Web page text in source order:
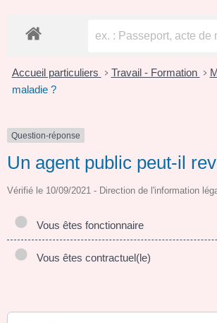
Accueil particuliers > Travail - Formation >
maladie ?
Question-réponse
Un agent public peut-il
Vérifié le 10/09/2021 - Direction de l'information
Vous êtes fonctionnaire
Vous êtes contractuel(le)